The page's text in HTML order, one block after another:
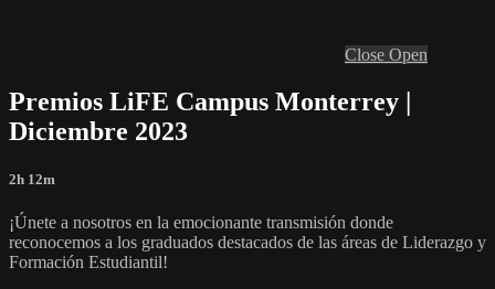
Close Open
Premios LiFE Campus Monterrey |
Diciembre 2023
2h 12m
¡Únete a nosotros en la emocionante transmisión donde
reconocemos a los graduados destacados de las áreas de Liderazgo y
Formación Estudiantil!